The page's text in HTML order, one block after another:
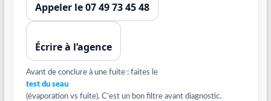
Appeler le 07 49 73 45 48
Écrire à l’agence
Avant de conclure à une fuite : faites le
test du seau
(évaporation vs fuite). C’est un bon filtre avant diagnostic.